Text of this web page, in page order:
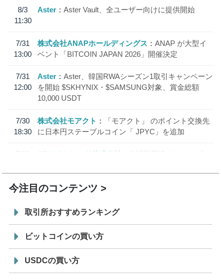
8/3
11:30
Aster Aster Vault、全ユーザー向けに提供開始
7/31
13:00
株式会社ANAPホールディングス
ANAP が大型イ
ベント「BITCOIN JAPAN 2026」開催決定
7/31
12:00
Aster
Aster、韓国RWAシーズン1取引キャンペーン
を開始 $SKHYNIX・$SAMSUNG対象、賞金総額
10,000 USDT
7/30
18:30
株式会社モアクト
「モアクト」 のポイント交換先
に日本円ステーブルコイン「 JPYC」を追加
7/29
SBI VCトレード株式会社
信託型円建てステーブル
今注目のコンテンツ
取引所おすすめランキング
ビットコインの買い方
USDCの買い方